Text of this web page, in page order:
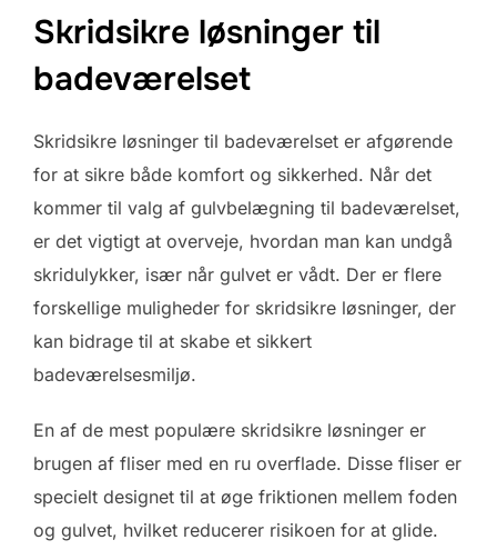
Skridsikre løsninger til
badeværelset
Skridsikre løsninger til badeværelset er afgørende
for at sikre både komfort og sikkerhed. Når det
kommer til valg af gulvbelægning til badeværelset,
er det vigtigt at overveje, hvordan man kan undgå
skridulykker, især når gulvet er vådt. Der er flere
forskellige muligheder for skridsikre løsninger, der
kan bidrage til at skabe et sikkert
badeværelsesmiljø.
En af de mest populære skridsikre løsninger er
brugen af fliser med en ru overflade. Disse fliser er
specielt designet til at øge friktionen mellem foden
og gulvet, hvilket reducerer risikoen for at glide.